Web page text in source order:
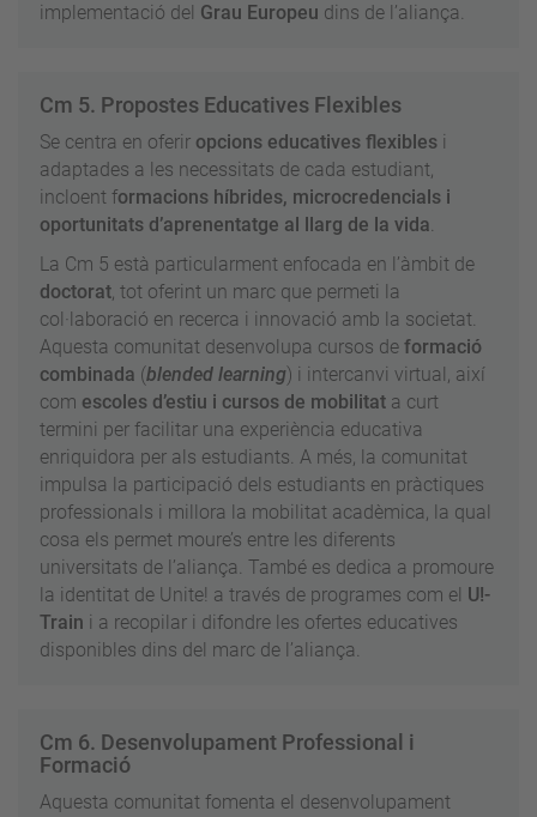
implementació del Grau Europeu dins de l’aliança.
Cm 5. Propostes Educatives Flexibles
Se centra en oferir opcions educatives flexibles i
adaptades a les necessitats de cada estudiant,
incloent formacions híbrides, microcredencials i
oportunitats d’aprenentatge al llarg de la vida.
La Cm 5 està particularment enfocada en l’àmbit de
doctorat, tot oferint un marc que permeti la
col·laboració en recerca i innovació amb la societat.
Aquesta comunitat desenvolupa cursos de formació
combinada (blended learning) i intercanvi virtual, així
com escoles d’estiu i cursos de mobilitat a curt
termini per facilitar una experiència educativa
enriquidora per als estudiants. A més, la comunitat
impulsa la participació dels estudiants en pràctiques
professionals i millora la mobilitat acadèmica, la qual
cosa els permet moure’s entre les diferents
universitats de l’aliança. També es dedica a promoure
la identitat de Unite! a través de programes com el U!-
Train i a recopilar i difondre les ofertes educatives
disponibles dins del marc de l’aliança.
Cm 6. Desenvolupament Professional i
Formació
Aquesta comunitat fomenta el desenvolupament